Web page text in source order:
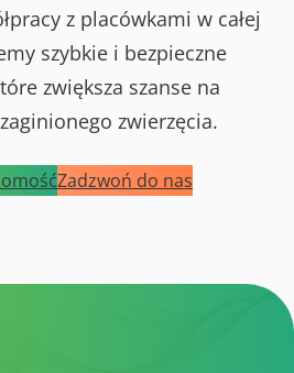
z placówkami w całej
szybkie i bezpieczne
zwiększa szanse na
zwierzęcia.
Zadzwoń do nas